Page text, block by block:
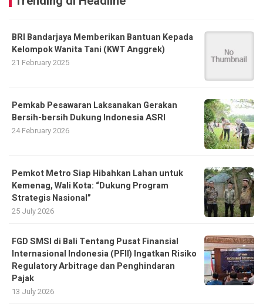
BRI Bandarjaya Memberikan Bantuan Kepada
Kelompok Wanita Tani (KWT Anggrek)
21 February 2025
Pemkab Pesawaran Laksanakan Gerakan
Bersih-bersih Dukung Indonesia ASRI
24 February 2026
Pemkot Metro Siap Hibahkan Lahan untuk
Kemenag, Wali Kota: “Dukung Program
Strategis Nasional”
25 July 2026
FGD SMSI di Bali Tentang Pusat Finansial
Internasional Indonesia (PFII) Ingatkan Risiko
Regulatory Arbitrage dan Penghindaran
Pajak
13 July 2026